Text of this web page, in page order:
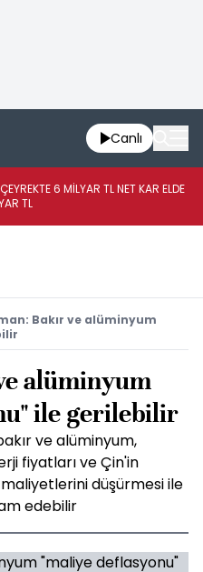
Canlı
6 MİLYAR TL NET KAR ELDE
TL
Bakır ve alüminyum
alüminyum
ile gerilebilir
ve alüminyum,
fiyatları ve Çin'in
maliyetlerini düşürmesi ile
edebilir